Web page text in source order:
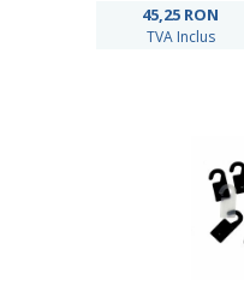
45,25 RON
TVA Inclus